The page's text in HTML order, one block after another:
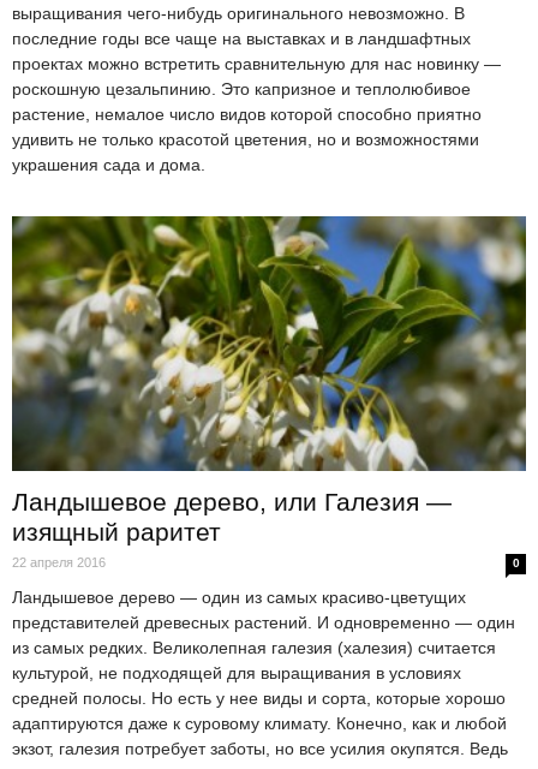
выращивания чего-нибудь оригинального невозможно. В
последние годы все чаще на выставках и в ландшафтных
проектах можно встретить сравнительную для нас новинку —
роскошную цезальпинию. Это капризное и теплолюбивое
растение, немалое число видов которой способно приятно
удивить не только красотой цветения, но и возможностями
украшения сада и дома.
Ландышевое дерево, или Галезия —
изящный раритет
22 апреля 2016 0
Ландышевое дерево — один из самых красиво-цветущих
представителей древесных растений. И одновременно — один
из самых редких. Великолепная галезия (халезия) считается
культурой, не подходящей для выращивания в условиях
средней полосы. Но есть у нее виды и сорта, которые хорошо
адаптируются даже к суровому климату. Конечно, как и любой
экзот, галезия потребует заботы, но все усилия окупятся. Ведь